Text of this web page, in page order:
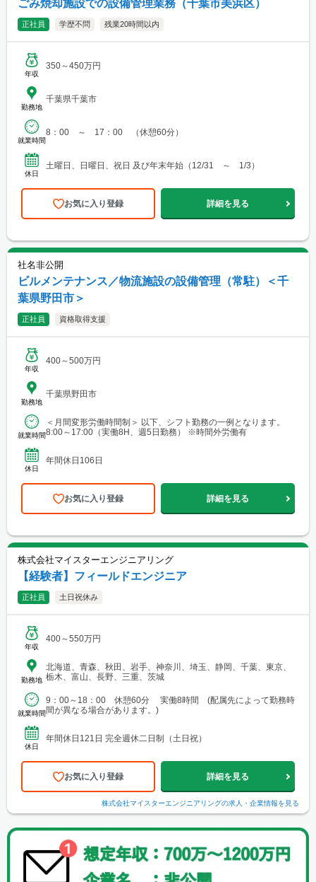
ごみ焼却施設での設備管理業務（千葉市美浜区）
正社員 学歴不問 残業20時間以内
年収
350～450万円
勤務地
千葉県千葉市
就業時間
8：00 ～ 17：00 （休憩60分）
休日
土曜日、日曜日、祝日 及び年末年始（12/31 ～ 1/3）
お気に入り登録 詳細を見る
社名非公開
ビルメンテナンス／物流施設の設備管理（常駐）＜千
葉県野田市＞
正社員 資格取得支援
年収
400～500万円
勤務地
千葉県野田市
就業時間
＜月間変形労働時間制＞ 以下、シフト勤務の一例となります。
8:00～17:00（実働8H、週5日勤務） ※時間外労働有
休日
年間休日106日
お気に入り登録 詳細を見る
株式会社マイスターエンジニアリング
【経験者】フィールドエンジニア
正社員 土日祝休み
年収
400～550万円
勤務地
北海道、青森、秋田、岩手、神奈川、埼玉、静岡、千葉、東京、
栃木、富山、長野、三重、茨城
就業時間
9：00～18：00 休憩60分 実働8時間 (配属先によって勤務時
間が異なる場合があります。)
休日
年間休日121日 完全週休二日制（土日祝）
お気に入り登録 詳細を見る
株式会社マイスターエンジニアリングの求人・企業情報を見る